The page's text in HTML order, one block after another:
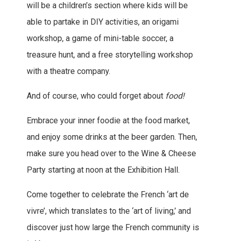
will be a children’s section where kids will be
able to partake in DIY activities, an origami
workshop, a game of mini-table soccer, a
treasure hunt, and a free storytelling workshop
with a theatre company.
And of course, who could forget about food!
Embrace your inner foodie at the food market,
and enjoy some drinks at the beer garden. Then,
make sure you head over to the Wine & Cheese
Party starting at noon at the Exhibition Hall.
Come together to celebrate the French ‘art de
vivre’, which translates to the ‘art of living,’ and
discover just how large the French community is